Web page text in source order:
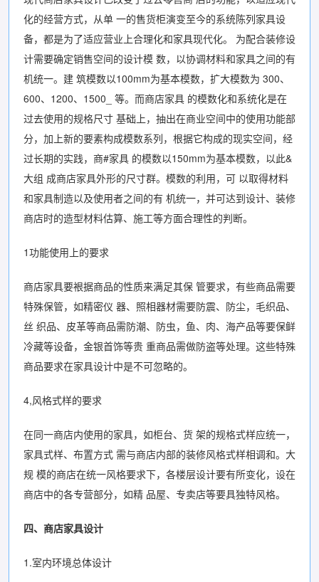
化的经营方式，从单 一的售货柜演变至今的系统陈列家具设
备，都是为了适应营业上合理化和家具现代化。 为配合装修设
计需要确定销售空间的设计模 数，以协调材料和家具之间的有
机统一。建 筑模数以100mm为基本模数，扩大模数为 300、
600、1200、1500_ 等。而商店家具 的模数化和系统化是在
过去使用的规格尺寸 基础上，抽出在商业空间中的使用功能部
分，加上新的要素构成模数系列，根据它构成的现实空间，经
过长期的实践，商#家具 的模数以150mm为基本模数，以此&
大组 成商店家具外形的尺寸群。模数的利用，可 以取得材料
和家具制造以及使用者之间的有 机统一，并可达到设计、装修
商店时的造型材料估算、施工等方面合理性的判断。
1功能使用上的要求
商店家具要裉据商品的性质来满足其保 管要求，有些商品需要
特殊保管，如精密仪 器、照相器材需要防震、防尘，毛织品、
丝 织品、皮革等商品需防潮、防虫，鱼、肉、海产品等要保鲜
冷藏等设备，金银首饰等贵 重商品需做防盗等处理。这些特殊
商品要求在家具设计中是不可忽略的。
4,风格式样的要求
在同一商店内使用的家具，如柜台、货 架的规格式样应统一，
家具式样、布置方式 需与商店内部的装修风格式样相调和。大
规 模的商店在统一风格要求下，各楼层设计要有所变化，设在
商店中的各专营部分，如精 品屋、专卖店等要具独特风格。
四、商店家具设计
1.室内环境总体设计